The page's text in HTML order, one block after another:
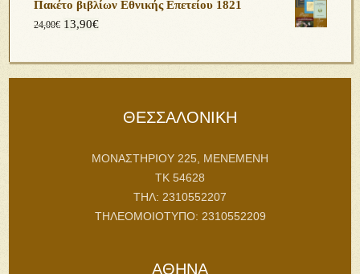
Πακέτο βιβλίων Εθνικής Επετείου 1821
24,00€ 13,90€
ΘΕΣΣΑΛΟΝΙΚΗ
ΜΟΝΑΣΤΗΡΙΟΥ 225, ΜΕΝΕΜΕΝΗ
ΤΚ 54628
ΤΗΛ: 2310552207
ΤΗΛΕΟΜΟΙΟΤΥΠΟ: 2310552209
ΑΘΗΝΑ